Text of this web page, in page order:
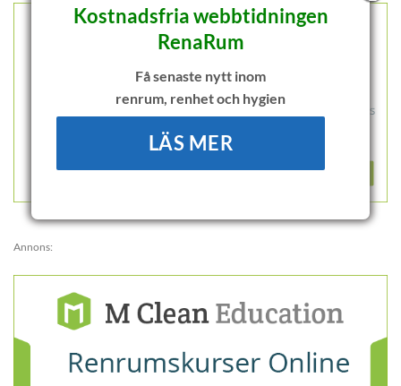
Annons:
Kostnadsfria webbtidningen
RenaRum
Få senaste nytt inom
renrum, renhet och hygien
LÄS MER